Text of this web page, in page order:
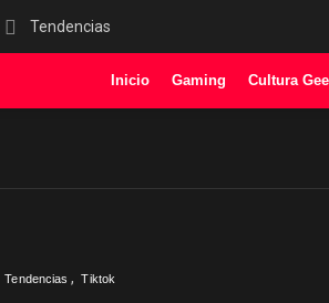
Tendencias
Inicio Gaming Cultura
Tendencias , Tiktok